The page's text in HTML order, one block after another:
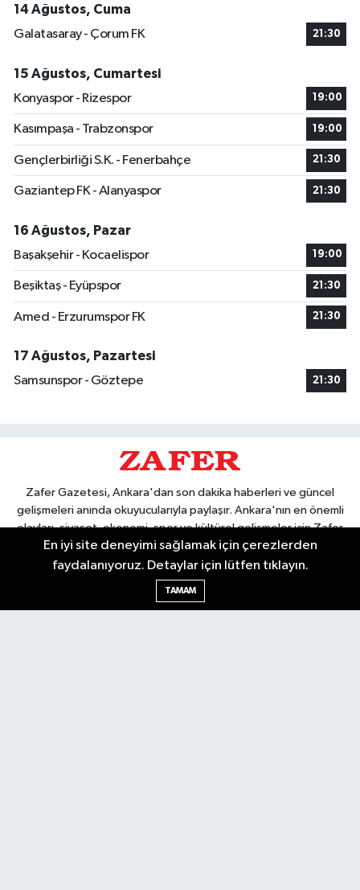
14 Ağustos, Cuma
Galatasaray - Çorum FK
21:30
15 Ağustos, Cumartesi
Konyaspor - Rizespor
19:00
Kasımpaşa - Trabzonspor 19:00
Gençlerbirliği S.K. - Fenerbahçe 21:30
Gaziantep FK - Alanyaspor 21:30
16 Ağustos, Pazar
Başakşehir - Kocaelispor
19:00
Beşiktaş - Eyüpspor 21:30
Amed - Erzurumspor FK 21:30
17 Ağustos, Pazartesi
Samsunspor - Göztepe
21:30
Zafer Gazetesi, Ankara'dan son dakika haberleri ve güncel
gelişmeleri anında okuyucularıyla paylaşır. Ankara'nın en önemli
olayları, siyaset, ekonomi, spor ve kültürel gelişmeler için Zafer
Gazetesi'ni takip edin. Başkentin güvendiği haber kaynağı.
En iyi site deneyimi sağlamak için çerezlerden
faydalanıyoruz. Detaylar için lütfen tıklayın.
TAMAM